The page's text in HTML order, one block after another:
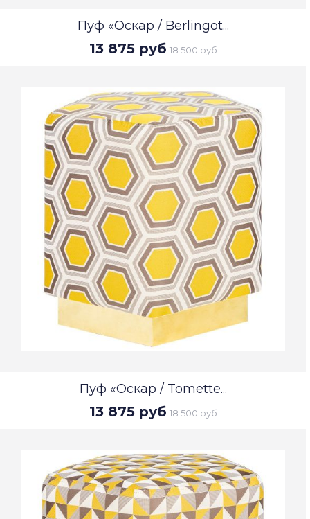
Пуф «Оскар / Berlingot...
13 875 руб 18 500 руб
Пуф «Оскар / Tomette...
13 875 руб 18 500 руб